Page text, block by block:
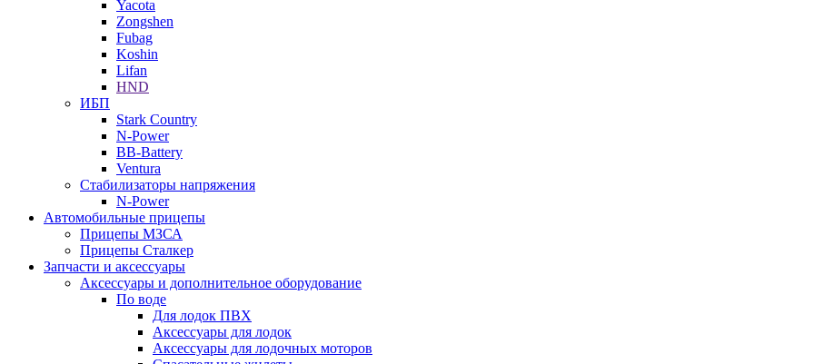
Yacota
Zongshen
Fubag
Koshin
Lifan
HND
ИБП
Stark Country
N-Power
BB-Battery
Ventura
Стабилизаторы напряжения
N-Power
Автомобильные прицепы
Прицепы МЗСА
Прицепы Сталкер
Запчасти и аксессуары
Аксессуары и дополнительное оборудование
По воде
Для лодок ПВХ
Аксессуары для лодок
Аксессуары для лодочных моторов